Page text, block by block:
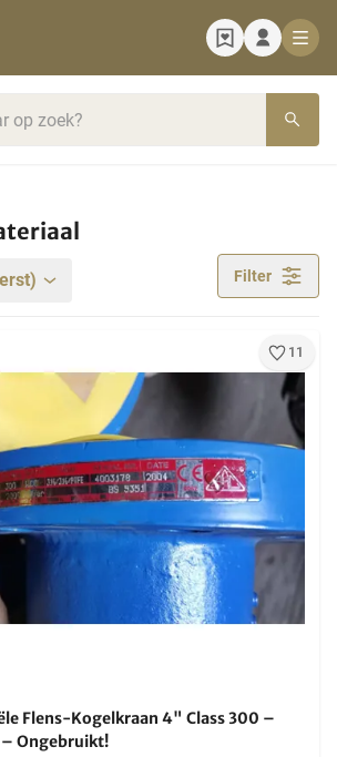
Filter
11
Flens-Kogelkraan 4" Class 300 –
– Ongebruikt!